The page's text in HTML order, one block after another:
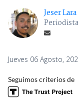
Jeser Lara
Jueves 06 Agosto,
Seguimos criterios de